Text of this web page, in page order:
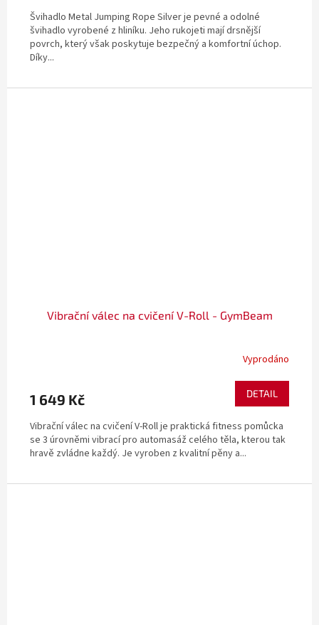
Švihadlo Metal Jumping Rope Silver je pevné a odolné
švihadlo vyrobené z hliníku. Jeho rukojeti mají drsnější
povrch, který však poskytuje bezpečný a komfortní úchop.
Díky...
Vibrační válec na cvičení V-Roll - GymBeam
Vyprodáno
1 649 Kč DETAIL
Vibrační válec na cvičení V-Roll je praktická fitness pomůcka
se 3 úrovněmi vibrací pro automasáž celého těla, kterou tak
hravě zvládne každý. Je vyroben z kvalitní pěny a...